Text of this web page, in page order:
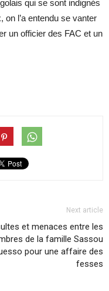
qui se sont indignés
l’a entendu se vanter
un officier des FAC et un
Next article
et menaces entre les
de la famille Sassou
pour une affaire des
fesses